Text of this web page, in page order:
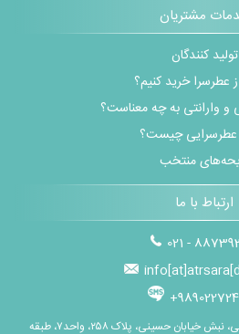
مشتریان
تولید کنندگان
عطرسرا خرید کنیم؟
و وارانتی به چه معناست؟
چیست؟
منتخب
ارتباط با ما
021 -
تهران، خیابان بهشتی، میدان تختی، نبش خیابان حسینی، پلاک ۲۵۸، واحد۷، طبقه